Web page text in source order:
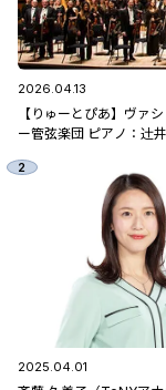
2026.04.13
【りゅーとぴあ】ヴァ
ー管弦楽団 ピアノ：辻󠄀
2025.04.01